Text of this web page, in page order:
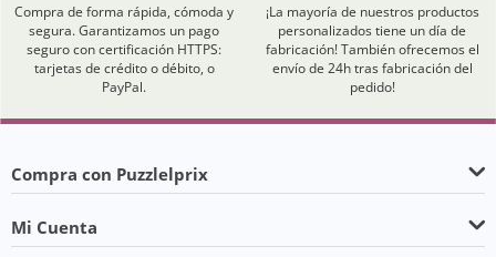
Compra de forma rápida, cómoda y
segura. Garantizamos un pago
seguro con certificación HTTPS:
tarjetas de crédito o débito, o
PayPal.
¡La mayoría de nuestros productos
personalizados tiene un día de
fabricación! También ofrecemos el
envío de 24h tras fabricación del
pedido!
Compra con Puzzlelprix
Mi Cuenta